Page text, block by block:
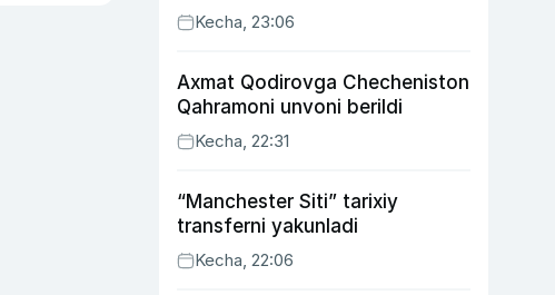
konstitutsiyaviy qonunni
ma’qulladi
Kecha, 23:06
Axmat Qodirovga Checheniston
Qahramoni unvoni berildi
Kecha, 22:31
“Manchester Siti” tarixiy
transferni yakunladi
Kecha, 22:06